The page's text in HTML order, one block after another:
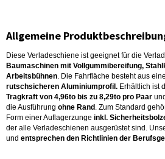
Allgemeine
Diese Verladeschiene ist geeignet für die
Baumaschinen mit Vollgummibereifung,
Arbeitsbühnen. Die Fahrfläche besteht aus
rutschsicheren Aluminiumprofil. Erhältlich ist
Tragkraft von 4,96to bis zu 8,29to pro Paar
die Ausführung ohne Rand . Zum Standard
Form einer Auflagerzunge inkl.
der alle Verladeschienen ausgerüstet sind.
und entsprechen den Richtlinien der